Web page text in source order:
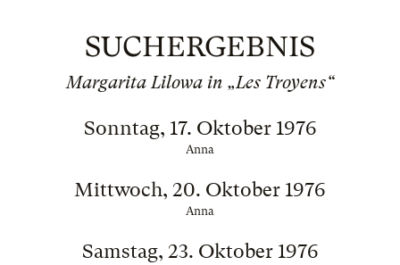
SUCHERGEBNIS
Margarita Lilowa in „Les Troyens“
Sonntag, 17. Oktober 1976
Anna
Mittwoch, 20. Oktober 1976
Anna
Samstag, 23. Oktober 1976